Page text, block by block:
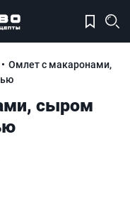
Омлет с макаронами,
сыром